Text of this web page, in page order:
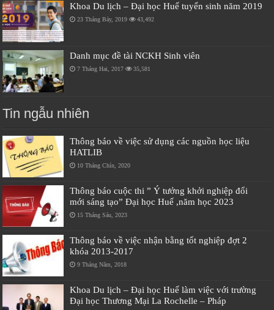
Khoa Du lịch – Đại học Huế tuyển sinh năm 2019
23 Tháng Bảy, 2019 43,492
Danh mục đề tài NCKH Sinh viên
7 Tháng Hai, 2017 35,581
Tin ngẫu nhiên
Thông báo về việc sử dụng các nguồn học liệu
HATLIB
10 Tháng Chín, 2020
Thông báo cuộc thi ” Ý tưởng khởi nghiệp đổi
mới sáng tạo” Đại học Huế ,năm học 2023
15 Tháng Sáu, 2023
Thông báo về việc nhận bằng tốt nghiệp đợt 2
khóa 2013-2017
9 Tháng Năm, 2018
Khoa Du lịch – Đại học Huế làm việc với trường
Đại học Thương Mại La Rochelle – Pháp